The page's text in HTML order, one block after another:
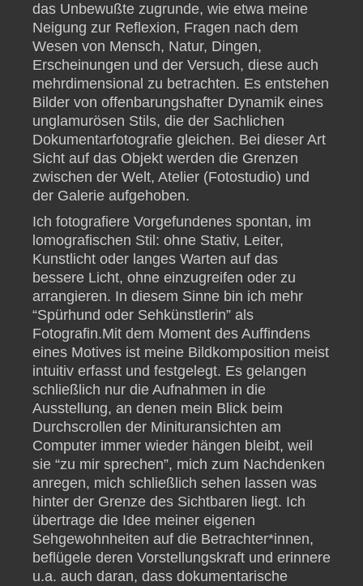
das Unbewußte zugrunde, wie etwa meine
Neigung zur Reflexion, Fragen nach dem
Wesen von Mensch, Natur, Dingen,
Erscheinungen und der Versuch, diese auch
mehrdimensional zu betrachten. Es entstehen
Bilder von offenbarungshafter Dynamik eines
unglamurösen Stils, die der Sachlichen
Dokumentarfotografie gleichen. Bei dieser Art
Sicht auf das Objekt werden die Grenzen
zwischen der Welt, Atelier (Fotostudio) und
der Galerie aufgehoben.
Ich fotografiere Vorgefundenes spontan, im
lomografischen Stil: ohne Stativ, Leiter,
Kunstlicht oder langes Warten auf das
bessere Licht, ohne einzugreifen oder zu
arrangieren. In diesem Sinne bin ich mehr
“Spürhund oder Sehkünstlerin” als
Fotografin.Mit dem Moment des Auffindens
eines Motives ist meine Bildkomposition meist
intuitiv erfasst und festgelegt. Es gelangen
schließlich nur die Aufnahmen in die
Ausstellung, an denen mein Blick beim
Durchscrollen der Minituransichten am
Computer immer wieder hängen bleibt, weil
sie “zu mir sprechen”, mich zum Nachdenken
anregen, mich schließlich sehen lassen was
hinter der Grenze des Sichtbaren liegt. Ich
übertrage die Idee meiner eigenen
Sehgewohnheiten auf die Betrachter*innen,
beflügele deren Vorstellungskraft und erinnere
u.a. auch daran, dass dokumentarische